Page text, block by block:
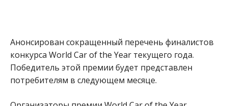
Анонсирован сокращенный перечень финалистов
конкурса World Car of the Year текущего года.
Победитель этой премии будет представлен
потребителям в следующем месяце.